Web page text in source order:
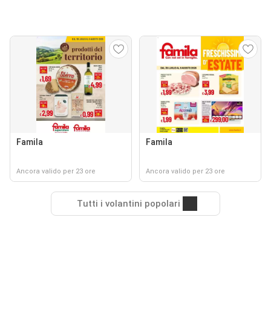
Famila
Ancora valido per 23 ore
Famila
Ancora valido per 23 ore
Tutti i volantini popolari